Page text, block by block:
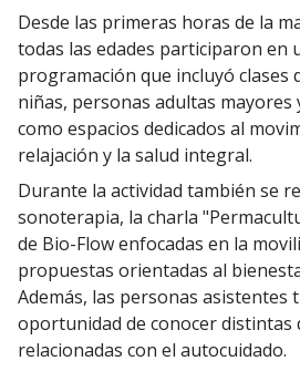
Desde las primeras horas de la
todas las edades participaron en
programación que incluyó clases
niñas, personas adultas mayores
como espacios dedicados al
relajación y la salud integral.
Durante la actividad también se
sonoterapia, la charla
de Bio-Flow enfocadas en la
propuestas orientadas al
Además, las personas asistentes
oportunidad de conocer distintas
relacionadas con el autocuidado.